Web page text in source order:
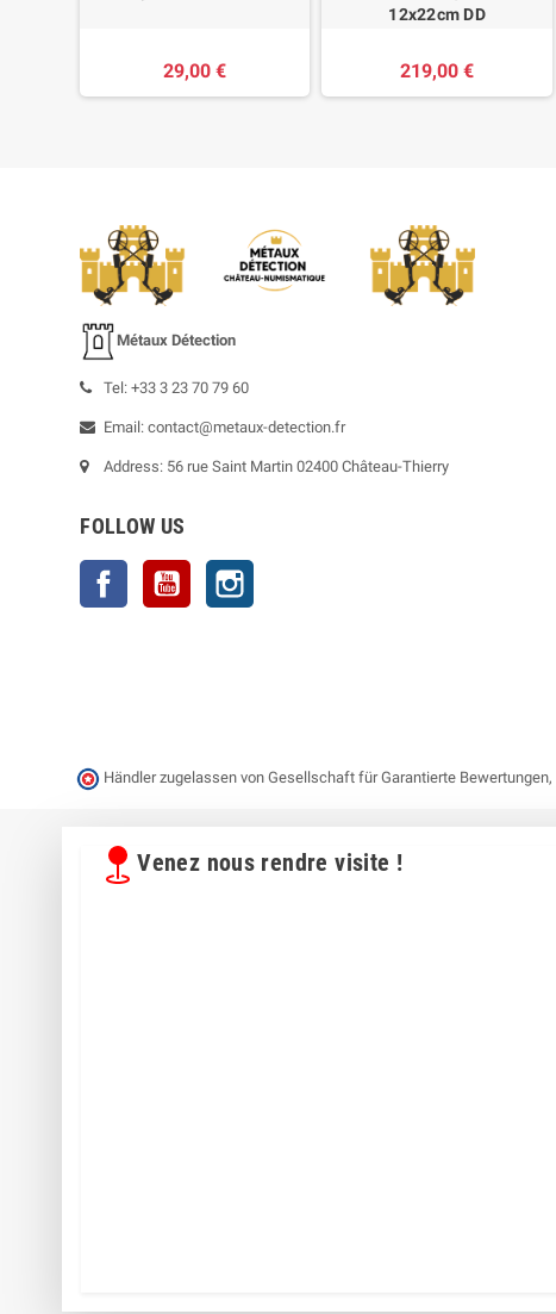
29,00 €
12x22cm DD
219,00 €
Métaux Détection
Tel: +33 3 23 70 79 60
Email: contact@metaux-detection.fr
Address: 56 rue Saint Martin 02400 Château-Thierry
FOLLOW US
Facebook YouTube
Händler zugelassen von Gesellschaft für Garantierte Bewertungen,
Venez nous rendre visite !